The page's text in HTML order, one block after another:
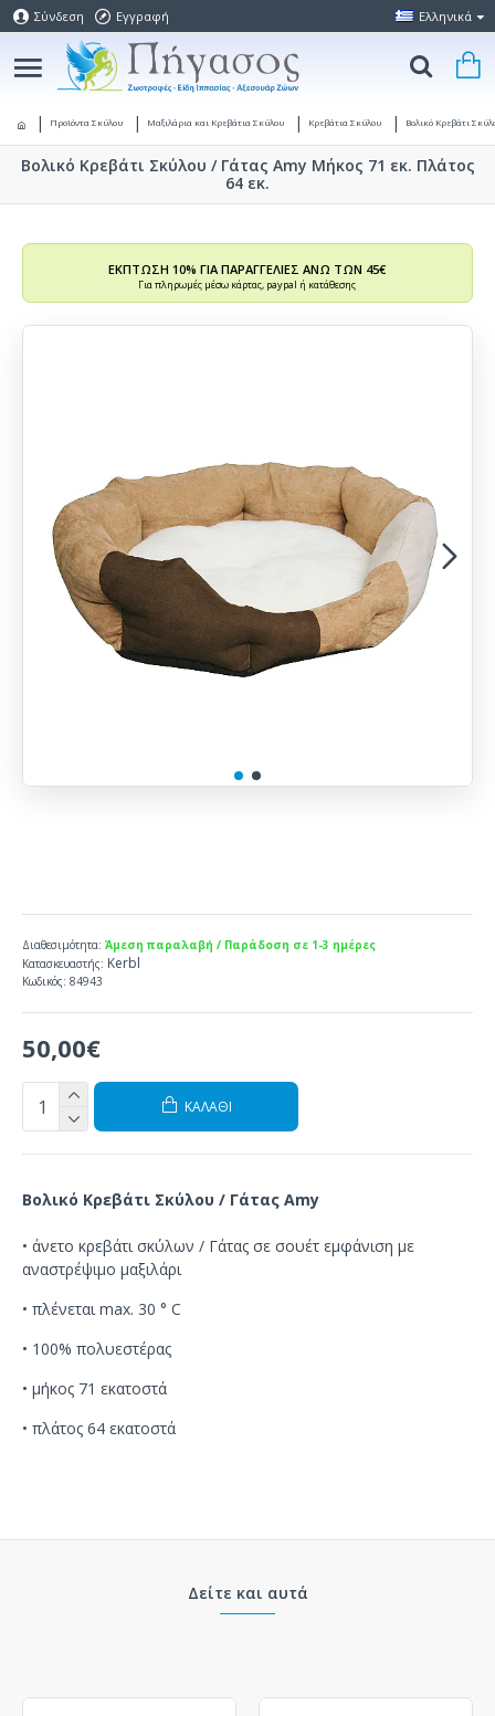
Σύνδεση Εγγραφή Ελληνικά
Προϊόντα Σκύλου Μαξιλάρια και Κρεβάτια Σκύλου Κρεβάτια Σκύλου Βολικό Κρεβάτι
Βολικό Κρεβάτι Σκύλου / Γάτας Amy Μήκος 71 εκ. Πλάτος
64 εκ.
ΕΚΠΤΩΣΗ 10% ΓΙΑ ΠΑΡΑΓΓΕΛΙΕΣ ΑΝΩ ΤΩΝ 45€
Για πληρωμές μέσω κάρτας, paypal ή κατάθεσης
50,00€
Διαθεσιμότητα: Άμεση παραλαβή / Παράδοση σε 1-3 ημέρες
Κατασκευαστής: Kerbl
Κωδικός: 84943
ΚΑΛΆΘΙ
Βολικό Κρεβάτι Σκύλου / Γάτας Amy
• άνετο κρεβάτι σκύλων / Γάτας σε σουέτ εμφάνιση με
αναστρέψιμο μαξιλάρι
• πλένεται max. 30 ° C
• 100% πολυεστέρας
• μήκος 71 εκατοστά
• πλάτος 64 εκατοστά
Δείτε και αυτά